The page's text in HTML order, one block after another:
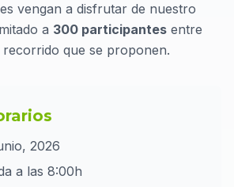
vengan a disfrutar de nuestro
a 300 participantes entre
que se proponen.
2026
a las 8:00h